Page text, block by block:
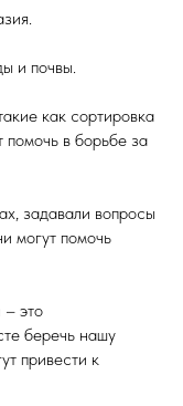
и почвы.
как сортировка
помочь в борьбе за
задавали вопросы
могут помочь
это
беречь нашу
привести к